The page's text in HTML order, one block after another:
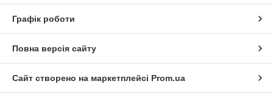
Графік роботи
Повна версія сайту
Сайт створено на маркетплейсі Prom.ua